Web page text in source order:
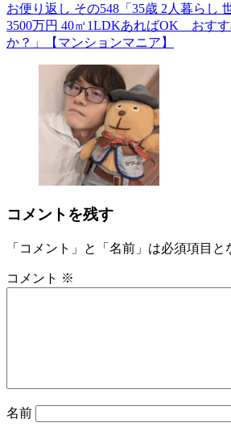
お便り返し その548「35歳 2人暮らし
3500万円 40㎡1LDKあればOK おす
か？」【マンションマニア】
コメントを残す
「コメント」と「名前」は必須項目と
コメント ※
名前